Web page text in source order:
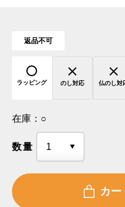
返品不可
ラッピング のし対応 仏のし対
在庫： ○
数量